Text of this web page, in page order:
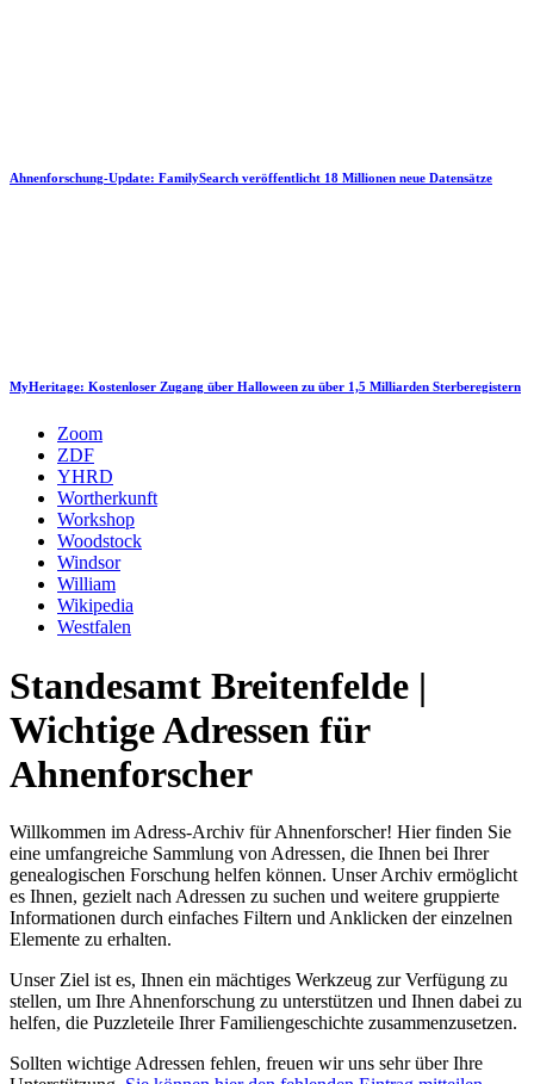
Ahnenforschung-Update: FamilySearch veröffentlicht 18 Millionen neue Datensätze
MyHeritage: Kostenloser Zugang über Halloween zu über 1,5 Milliarden Sterberegistern
Zoom
ZDF
YHRD
Wortherkunft
Workshop
Woodstock
Windsor
William
Wikipedia
Westfalen
Standesamt Breitenfelde |
Wichtige Adressen für
Ahnenforscher
Willkommen im Adress-Archiv für Ahnenforscher! Hier finden Sie
eine umfangreiche Sammlung von Adressen, die Ihnen bei Ihrer
genealogischen Forschung helfen können. Unser Archiv ermöglicht
es Ihnen, gezielt nach Adressen zu suchen und weitere gruppierte
Informationen durch einfaches Filtern und Anklicken der einzelnen
Elemente zu erhalten.
Unser Ziel ist es, Ihnen ein mächtiges Werkzeug zur Verfügung zu
stellen, um Ihre Ahnenforschung zu unterstützen und Ihnen dabei zu
helfen, die Puzzleteile Ihrer Familiengeschichte zusammenzusetzen.
Sollten wichtige Adressen fehlen, freuen wir uns sehr über Ihre